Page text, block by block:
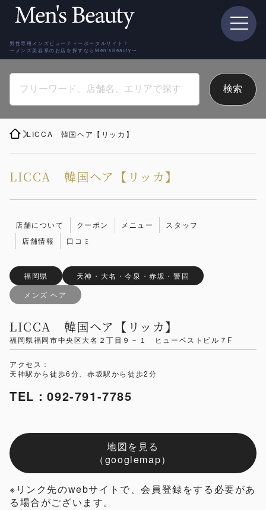
男性専用メンズビューティーポータルサイト！
〜メンズ美容系のお店を探すならMen'sBeauty〜
LICCA 韓国ヘア【リッカ】
LICCA 韓国ヘア【リッカ】
店舗について クーポン メニュー
スタッフ
店舗情報
口コミ
福岡県
天神・大名・今泉・赤坂・警固
メンズ ヘア
LICCA 韓国ヘア【リッカ】
福岡県福岡市中央区大名２丁目９－１ ヒューベストビル７F
アクセス：
天神駅から徒歩6分、赤坂駅から徒歩2分
TEL：092-791-7785
地図を見る
（googlemap）
※リンク先のwebサイトで、会員登録をする必要があ
る場合がございます。